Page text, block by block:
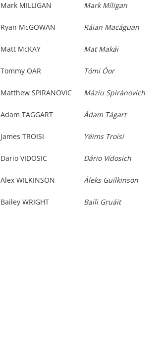
Mark MILLIGAN Mark Míligan
Ryan McGOWAN Ráian Macáguan
Matt McKAY Mat Makái
Tommy OAR Tómi Óor
Matthew SPIRANOVIC Máziu Spiránovich
Adam TAGGART Ádam Tágart
James TROISI Yéims Troísi
Dario VIDOSIC Dário Vídosich
Alex WILKINSON Áleks Güílkinson
Bailey WRIGHT Baíli Gruáit